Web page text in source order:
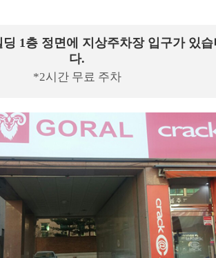
1층 정면에 지상주차장 입구가 있습
다.
*2시간 무료 주차